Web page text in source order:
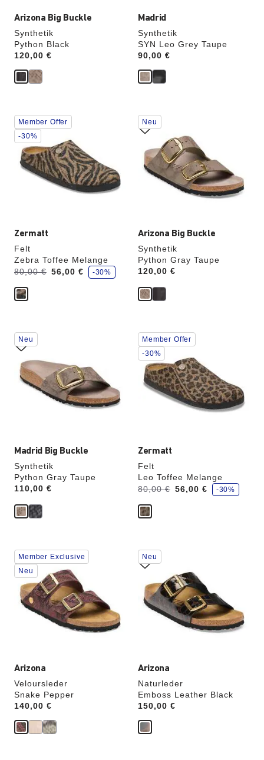
Arizona Big Buckle
Synthetik
Python Black
Price:
120,00 €
Madrid
Synthetik
SYN Leo Grey Taupe
Price:
90,00 €
Zermatt
Felt
Zebra Toffee Melange
Vorher:
80,00 €
Jetzt 56,00 €
S
p
r
e
-30%
Durch
Anklicken
der
Farben
werden
die
Produktbilder
aktualisiert.
Member Offer
-30%
Arizona Big Buckle
Synthetik
Python Gray Taupe
Price:
120,00 €
Durch
Anklicken
der
Farben
werden
die
Produktbilder
aktualisiert.
Neu
Madrid Big Buckle
Synthetik
Python Gray Taupe
Price:
110,00 €
Durch
Anklicken
der
Farben
werden
die
Produktbilder
Neu
Zermatt
Felt
Leo Toffee Melange
Vorher:
80,00 €
Jetzt 56,00 €
S
p
r
e
-30%
Durch
Anklicken
der
Farben
werden
die
Produktbilder
aktualisiert.
Member Offer
-30%
Arizona
Veloursleder
Snake Pepper
Price:
140,00 €
Durch
Anklicken
der
Farben
werden
die
Produktbilder
aktualisiert.
Member Exclusive
Neu
Arizona
Naturleder
Emboss Leather Black
Price:
150,00 €
Durch
Anklicken
der
Farben
werden
die
Produktbilder
aktualisiert.
Neu